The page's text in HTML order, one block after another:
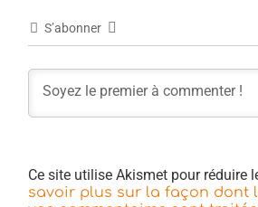
S’abonner
Ce site utilise Akismet pour réduire
savoir plus sur la façon dont